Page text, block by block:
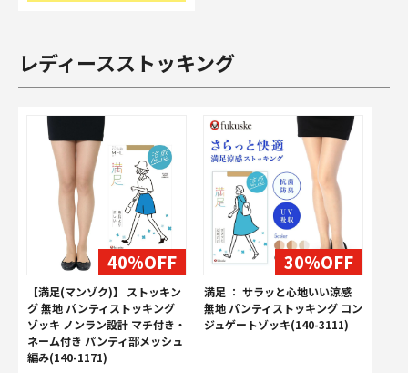
レディースストッキング
40%OFF
【満足(マンゾク)】 ストッキン
グ 無地 パンティストッキング
ゾッキ ノンラン設計 マチ付き・
ネーム付き パンティ部メッシュ
編み(140-1171)
30%OFF
満足 ： サラッと心地いい涼感
無地 パンティストッキング コン
ジュゲートゾッキ(140-3111)